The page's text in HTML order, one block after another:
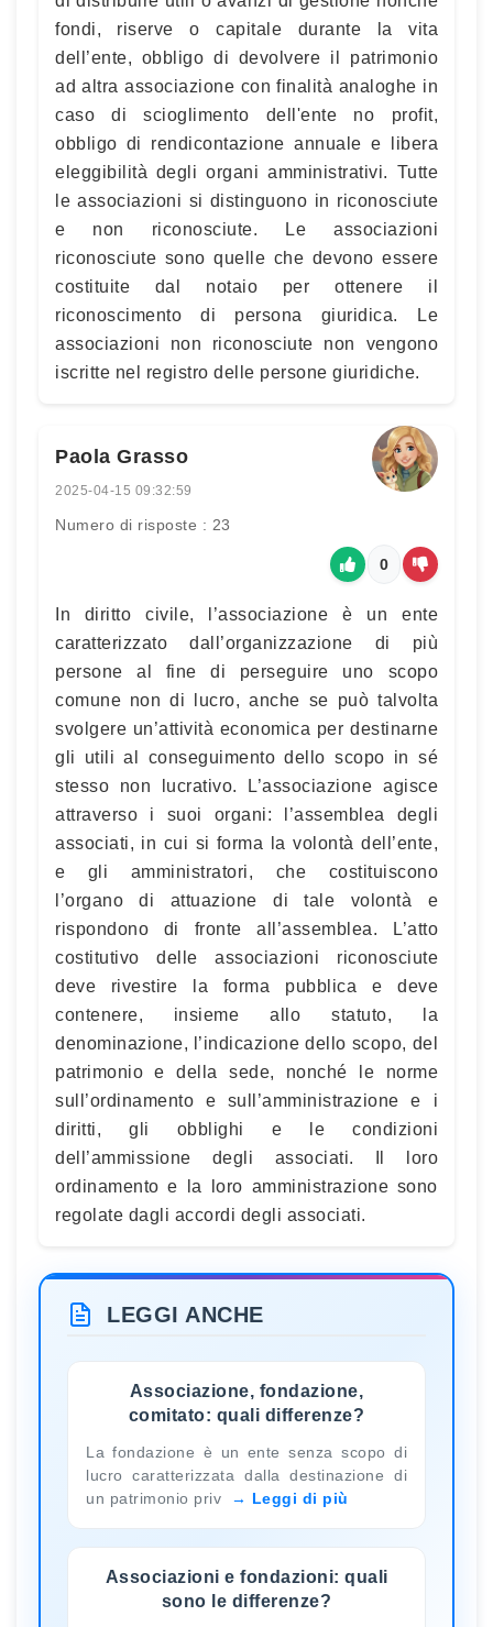
fondi, riserve o capitale durante la vita
dell’ente, obbligo di devolvere il patrimonio
ad altra associazione con finalità analoghe in
caso di scioglimento dell'ente no profit,
obbligo di rendicontazione annuale e libera
eleggibilità degli organi amministrativi. Tutte
le associazioni si distinguono in riconosciute
e non riconosciute. Le associazioni
riconosciute sono quelle che devono essere
costituite dal notaio per ottenere il
riconoscimento di persona giuridica. Le
associazioni non riconosciute non vengono
iscritte nel registro delle persone giuridiche.
Paola Grasso
2025-04-15 09:32:59
Numero di risposte : 23
0
In diritto civile, l’associazione è un ente
caratterizzato dall’organizzazione di più
persone al fine di perseguire uno scopo
comune non di lucro, anche se può talvolta
svolgere un’attività economica per destinarne
gli utili al conseguimento dello scopo in sé
stesso non lucrativo. L’associazione agisce
attraverso i suoi organi: l’assemblea degli
associati, in cui si forma la volontà dell’ente,
e gli amministratori, che costituiscono
l’organo di attuazione di tale volontà e
rispondono di fronte all’assemblea. L’atto
costitutivo delle associazioni riconosciute
deve rivestire la forma pubblica e deve
contenere, insieme allo statuto, la
denominazione, l’indicazione dello scopo, del
patrimonio e della sede, nonché le norme
sull’ordinamento e sull’amministrazione e i
diritti, gli obblighi e le condizioni
dell’ammissione degli associati. Il loro
ordinamento e la loro amministrazione sono
regolate dagli accordi degli associati.
LEGGI ANCHE
Associazione, fondazione,
comitato: quali differenze?
La fondazione è un ente senza scopo di
lucro caratterizzata dalla destinazione di
un patrimonio priv
Leggi di più
Associazioni e fondazioni: quali
sono le differenze?